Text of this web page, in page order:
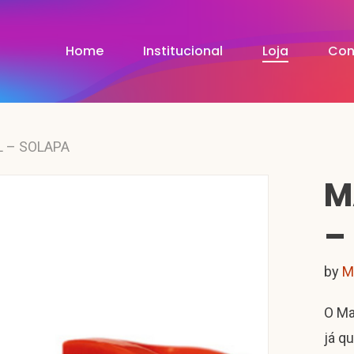
Home Institucional Loja
– SOLAPA
–
by
O
já